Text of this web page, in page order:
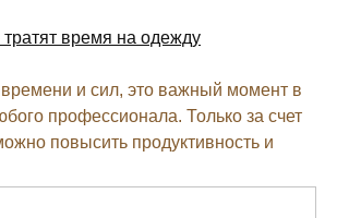
время на одежду
и сил, это важный момент в
профессионала. Только за счет
повысить продуктивность и